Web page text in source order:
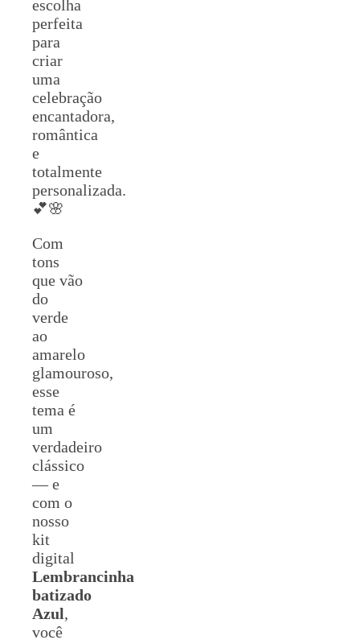
escolha
perfeita
para
criar
uma
celebração
encantadora,
romântica
e
totalmente
personalizada.
💕🌸
Com
tons
que vão
do
verde
ao
amarelo
glamouroso,
esse
tema é
um
verdadeiro
clássico
— e
com o
nosso
kit
digital
Lembrancinha
batizado
Azul,
você